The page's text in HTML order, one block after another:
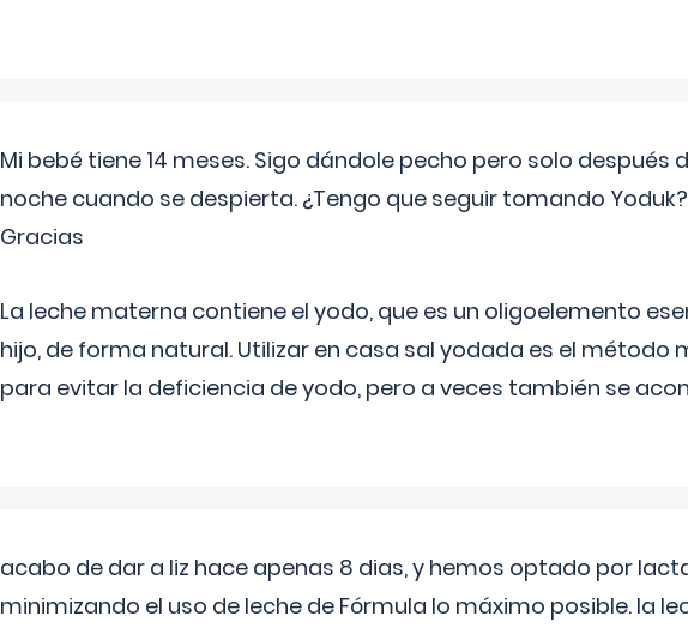
Mi bebé tiene 14 meses. Sigo dándole pecho pero solo después
noche cuando se despierta. ¿Tengo que seguir tomando
Gracias
La leche materna contiene el yodo, que es un oligoelemento
hijo, de forma natural. Utilizar en casa sal yodada es el método
para evitar la deficiencia de yodo, pero a veces también se
acabo de dar a liz hace apenas 8 dias, y hemos optado por
minimizando el uso de leche de Fórmula lo máximo posible. la